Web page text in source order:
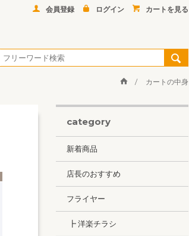
会員登録 ログイン カートを見る
カートの中身
category
新着商品
店長のおすすめ
フライヤー
┣ 洋楽チラシ